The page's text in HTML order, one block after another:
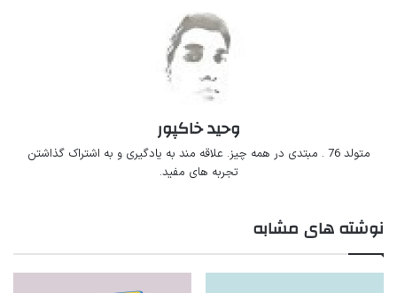
وحید خاکپور
متولد 76 . مبتدی در همه چیز. علاقه مند به یادگیری و به اشتراک گذاشتن
تجربه های مفید.
نوشته های مشابه